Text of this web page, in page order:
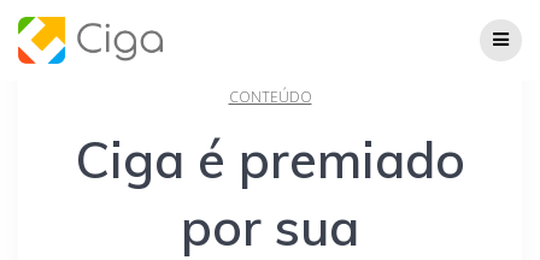
CONTEÚDO
Ciga é premiado
por sua